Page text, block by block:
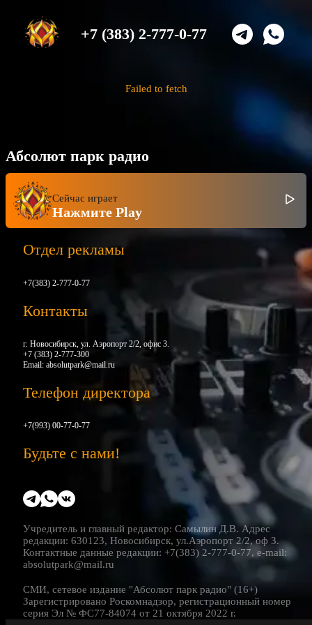
+7 (383) 2-777-0-77
Failed to fetch
Абсолют парк радио
Сейчас играет
Нажмите Play
Отдел рекламы
+7(383) 2-777-0-77
Контакты
г. Новосибирск, ул. Аэропорт 2/2, офис 3.
+7 (383) 2-777-300
Email: absolutpark@mail.ru
Телефон директора
+7(993) 00-77-0-77
Будьте с нами!
Учредитель и главный редактор: Самылин Д.В. Адрес
редакции: 630123, Новосибирск, ул.Аэропорт 2/2, оф 3.
Контактные данные редакции: +7(383) 2-777-0-77, e-mail:
absolutpark@mail.ru
СМИ, сетевое издание "Абсолют парк радио" (16+)
Зарегистрировано Роскомнадзор, регистрационный номер
серия Эл № ФС77-84074 от 21 октября 2022 г.